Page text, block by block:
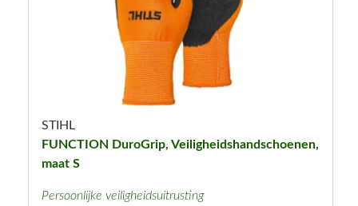
STIHL
FUNCTION DuroGrip, Veiligheidshandschoenen,
maat S
Persoonlijke veiligheidsuitrusting